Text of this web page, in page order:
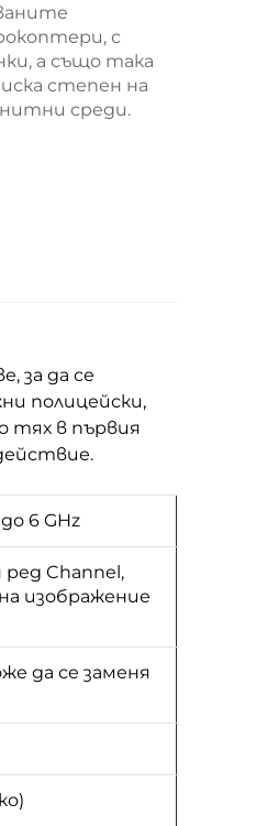
с
а също така
степен на
среди.
за да се
полицейски,
тях в първия
6 GHz
Channel,
изображение
да се заменя